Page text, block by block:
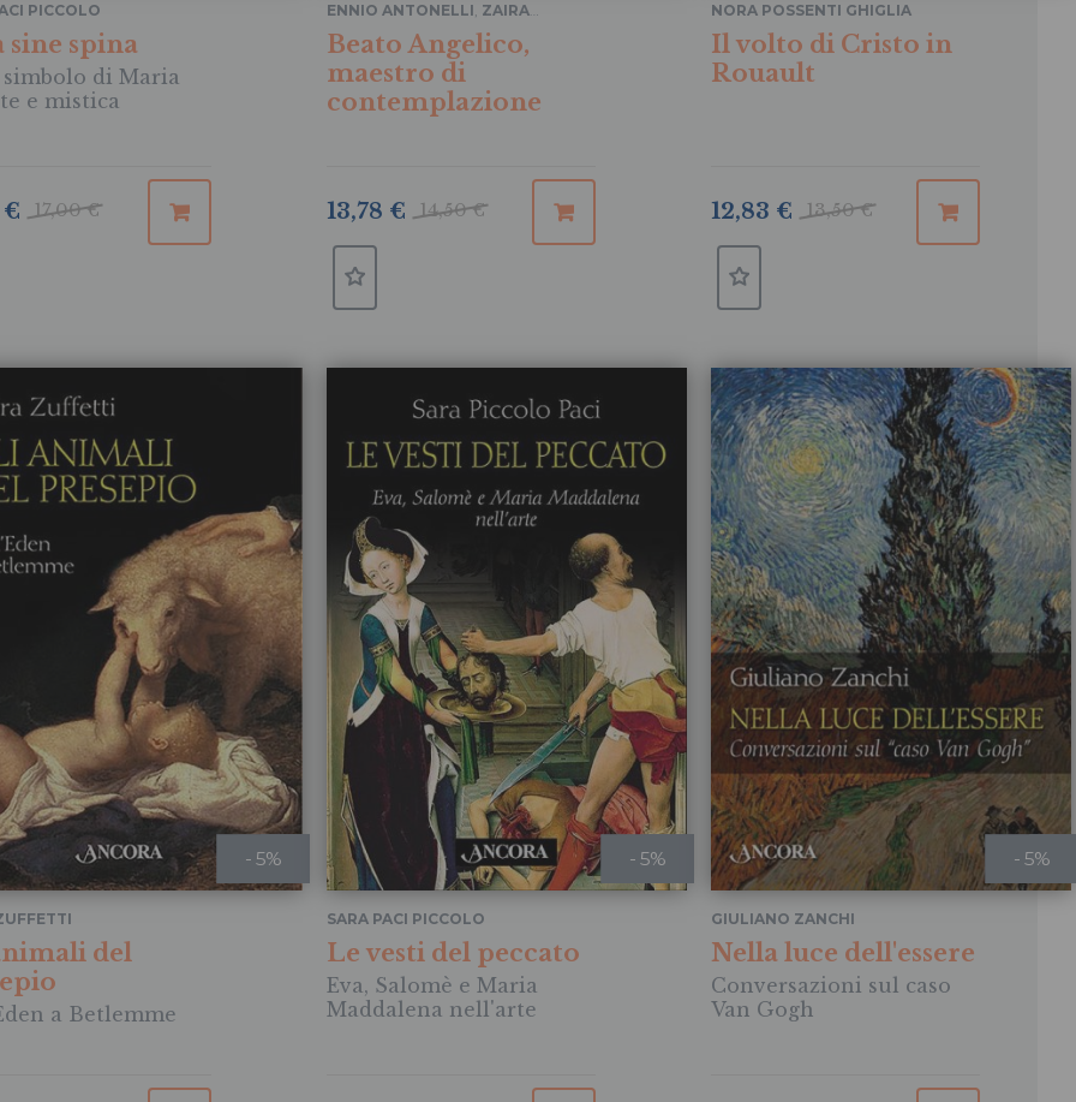
sine spina
di Maria
e mistica
PICCOLO
17,00 €
€
Beato Angelico,
maestro di
contemplazione
ENNIO ANTONELLI, ZAIRA
ZUFFETTI
14,50 €
13,78 €
Il volto di Cristo in
Rouault
NORA POSSENTI GHIGLIA
13,50 €
12,83 €
- 5%
del
a Betlemme
- 5%
Le vesti del peccato
Eva, Salomè e Maria
Maddalena nell'arte
SARA PACI PICCOLO
- 5%
Nella luce dell'essere
Conversazioni sul caso
Van Gogh
GIULIANO ZANCHI